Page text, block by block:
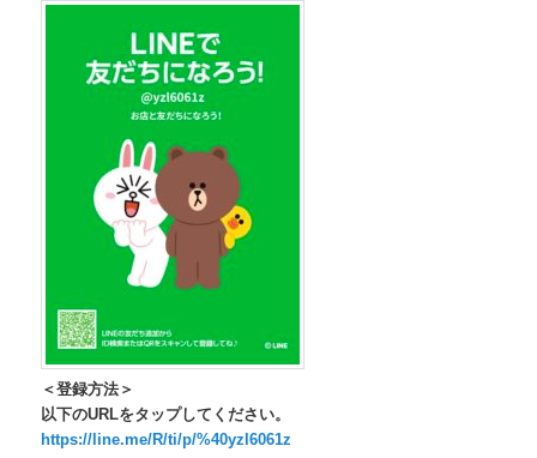
＜登録方法＞
以下のURLをタップしてください。
https://line.me/R/ti/p/%40yzl6061z